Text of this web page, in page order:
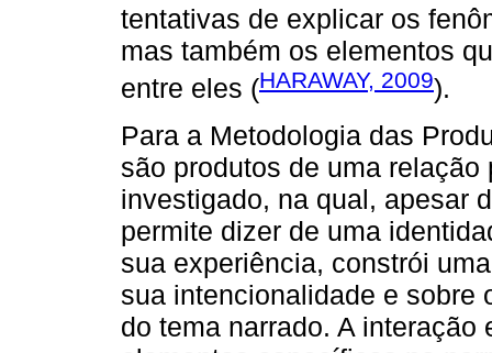
tentativas de explicar os
mas também os elementos
entre eles (HARAWAY, 2009).
Para a Metodologia das
são produtos de uma
investigado, na qual, apesar
permite dizer de uma
sua experiência, constrói
sua intencionalidade e sobre
do tema narrado. A